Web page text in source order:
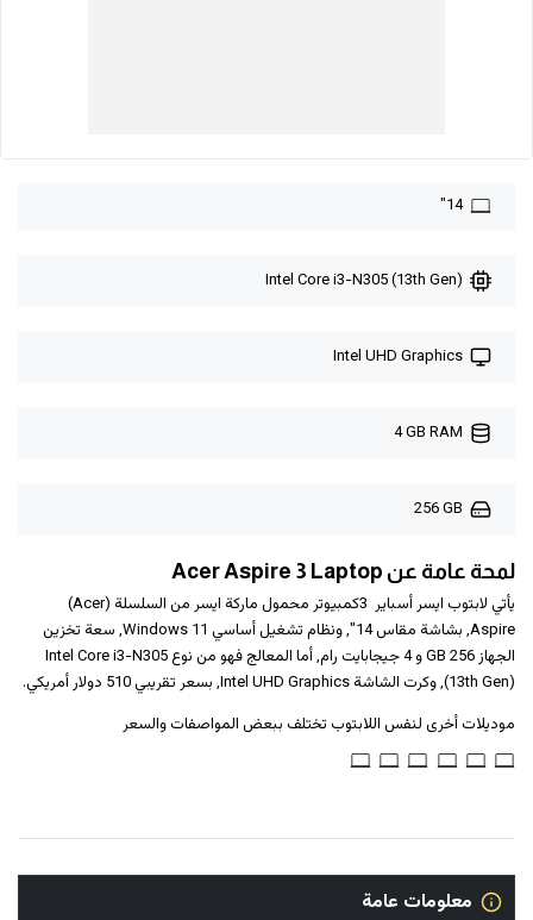
14"
Intel Core i3-N305 (13th Gen)
Intel UHD Graphics
4 GB RAM
256 GB
لمحة عامة عن Acer Aspire 3 Laptop
يأتي لابتوب ايسر‎‎ ‎‎أسباير 3‎‎ ‎كمبيوتر محمول‎ ماركة ايسر من السلسلة (Acer)
Aspire, بشاشة مقاس 14", ونظام تشغيل أساسي Windows 11, سعة تخزين
الجهاز 256 GB و 4 جيجابايت رام, أما المعالج فهو من نوع Intel Core i3-N305
(13th Gen), وكرت الشاشة Intel UHD Graphics, بسعر تقريبي 510 دولار أمريكي.
موديلات أخرى لنفس اللابتوب تختلف ببعض المواصفات والسعر
معلومات عامة